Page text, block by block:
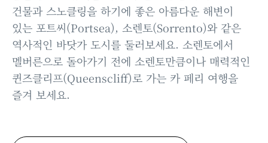
건물과 스노클링을 하기에 좋은 아름다운 해변이
있는 포트씨(Portsea), 소렌토(Sorrento)와 같은
역사적인 바닷가 도시를 둘러보세요. 소렌토에서
멜버른으로 돌아가기 전에 소렌토만큼이나 매력적인
퀸즈클리프(Queenscliff)로 가는 카 페리 여행을
즐겨 보세요.